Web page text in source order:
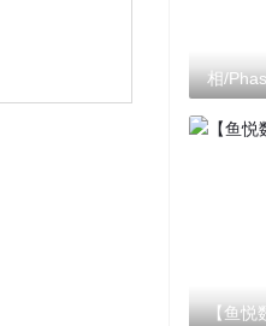
相/
【鱼悦